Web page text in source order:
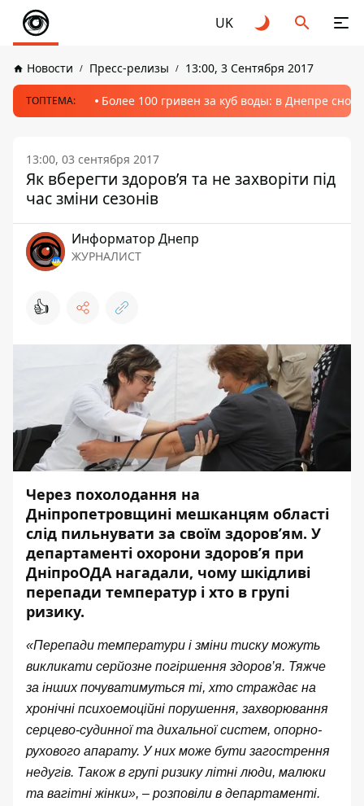
UK
Новости Пресс-релизы 13:00, 3 Сентября 2017
ТОПТЕМА: Более 100 гривен за куб воды: в Днепре
13:00, 03 сентября 2017
Як вберегти здоров’я та не захворіти під
час зміни сезонів
Информатор Днепр
ЖУРНАЛИСТ
👍
Через похолодання на
Дніпропетровщині мешканцям області
слід пильнувати за своїм здоров’ям. У
департаменті охорони здоров’я при
ДніпроОДА нагадали, чому шкідливі
перепади температур і хто в групі
ризику.
«Перепади температури і зміни тиску можуть
викликати серйозне погіршення здоров’я. Тяжче
за інших почуватимуться ті, хто страждає на
хронічні психоемоційні порушення, захворювання
серцево-судинної та дихальної систем, опорно-
рухового апарату. У них може бути загострення
недугів. Також в групі ризику літні люди, малюки
та вагітні жінки», – розповіли в департаменті.